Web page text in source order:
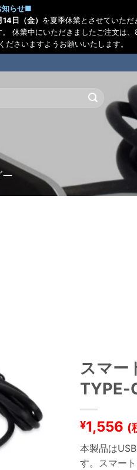
知らせ■
日（金） を夏季休業とさせていただ
休業中にいただきましたご注文は、
さいますようお願いいたします。
スマー
TYPE-
¥1,556 (
本製品は
す。スマー